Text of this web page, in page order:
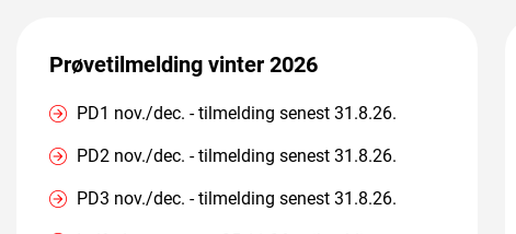
Prøvetilmelding vinter 2026
PD1 nov./dec. - tilmelding senest 31.8.26.
PD2 nov./dec. - tilmelding senest 31.8.26.
PD3 nov./dec. - tilmelding senest 31.8.26.